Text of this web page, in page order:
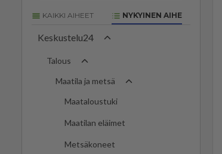
KAIKKI AIHEET NYKYINEN AIHE
Keskustelu24
Talous
Maatila ja metsä
Maataloustuki
Maatilan eläimet
Metsäkoneet